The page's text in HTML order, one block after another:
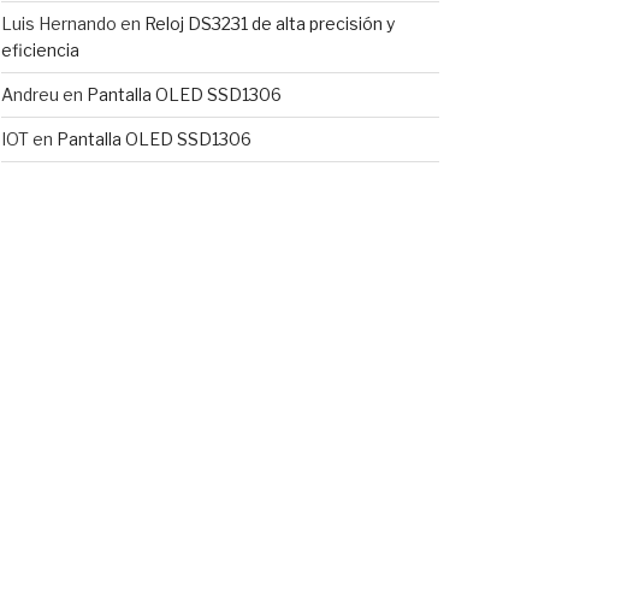
Luis Hernando en Reloj DS3231 de alta precisión y
eficiencia
Andreu en Pantalla OLED SSD1306
IOTen Pantalla OLED SSD1306